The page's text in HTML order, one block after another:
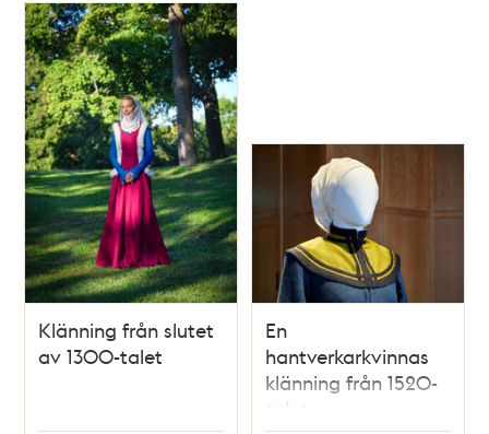
Klänning från slutet
av 1300-talet
En
hantverkarkvinnas
klänning från 1520-
talet